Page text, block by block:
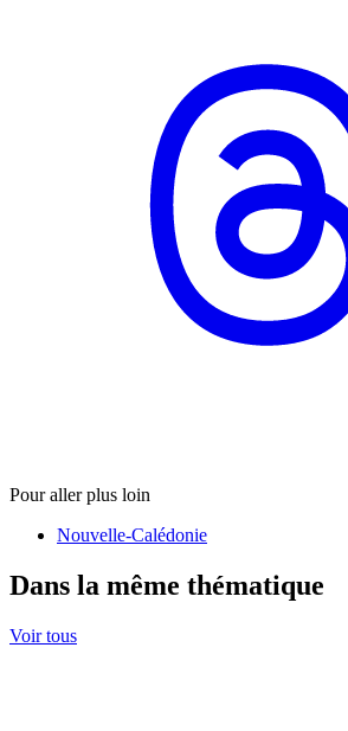
Pour aller plus loin
Nouvelle-Calédonie
Dans la même thématique
Voir tous